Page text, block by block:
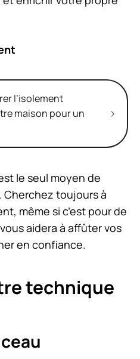
l’isolement
maison pour un
le seul moyen de
toujours à
même si c’est pour de
aidera à affûter vos
en confiance.
technique